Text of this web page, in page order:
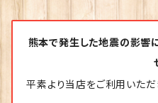
熊本で発生した地震の影響
平素より当店をご利用いただ